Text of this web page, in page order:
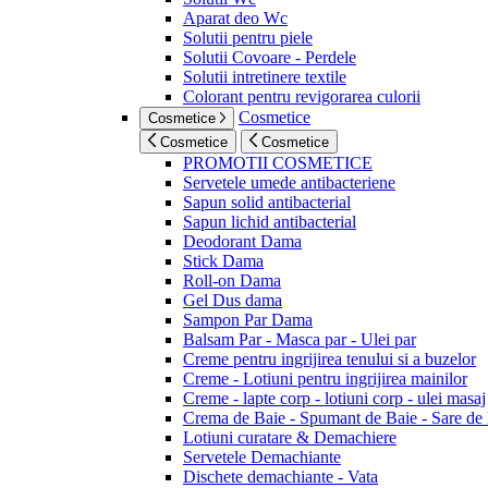
Aparat deo Wc
Solutii pentru piele
Solutii Covoare - Perdele
Solutii intretinere textile
Colorant pentru revigorarea culorii
Cosmetice Cosmetice
Cosmetice Cosmetice
PROMOTII COSMETICE
Servetele umede antibacteriene
Sapun solid antibacterial
Sapun lichid antibacterial
Deodorant Dama
Stick Dama
Roll-on Dama
Gel Dus dama
Sampon Par Dama
Balsam Par - Masca par - Ulei par
Creme pentru ingrijirea tenului si a buzelor
Creme - Lotiuni pentru ingrijirea mainilor
Creme - lapte corp - lotiuni corp - ulei masaj
Crema de Baie - Spumant de Baie - Sare de
Lotiuni curatare & Demachiere
Servetele Demachiante
Dischete demachiante - Vata